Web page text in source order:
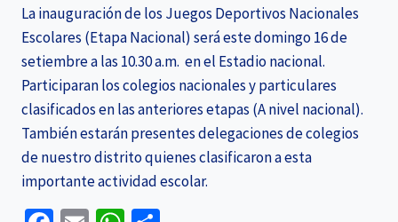
La inauguración de los Juegos Deportivos Nacionales
Escolares (Etapa Nacional) será este domingo 16 de
setiembre a las 10.30 a.m. en el Estadio nacional.
Participaran los colegios nacionales y particulares
clasificados en las anteriores etapas (A nivel nacional).
También estarán presentes delegaciones de colegios
de nuestro distrito quienes clasificaron a esta
importante actividad escolar.